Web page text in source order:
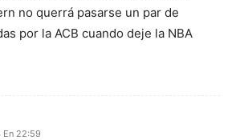
no querrá pasarse un par de
por la ACB cuando deje la NBA
En 22:59